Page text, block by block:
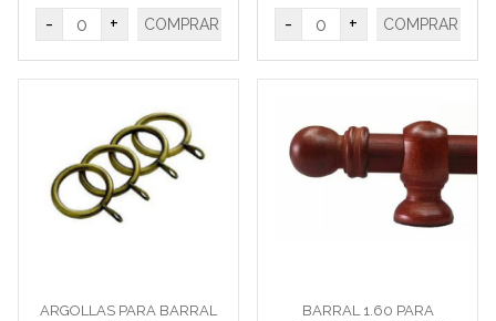
- + COMPRAR - + COMPRAR
ARGOLLAS PARA BARRAL
BARRAL 1.60 PARA